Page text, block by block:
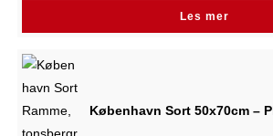
Les mer
København Sort 50x70cm –